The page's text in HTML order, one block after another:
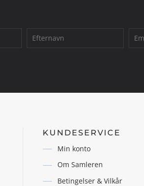
KUNDESERVICE
Min konto
Om Samleren
Betingelser & Vilkår